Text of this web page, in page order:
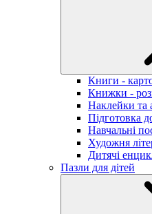
Книги -
Книжки -
Наклейки та
Підготовка
Навчальні
Художня
Дитячі
Пазли для дітей